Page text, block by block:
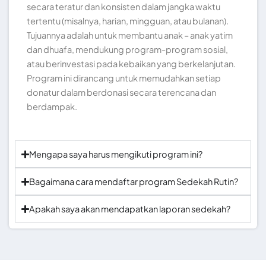
secara teratur dan konsisten dalam jangka waktu
tertentu (misalnya, harian, mingguan, atau bulanan).
Tujuannya adalah untuk membantu anak – anak yatim
dan dhuafa, mendukung program-program sosial,
atau berinvestasi pada kebaikan yang berkelanjutan.
Program ini dirancang untuk memudahkan setiap
donatur dalam berdonasi secara terencana dan
berdampak.
Mengapa saya harus mengikuti program ini?
Bagaimana cara mendaftar program Sedekah Rutin?
Apakah saya akan mendapatkan laporan sedekah?